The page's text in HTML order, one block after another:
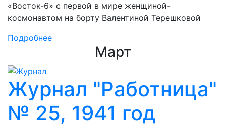
«Восток-6» с первой в мире женщиной-
космонавтом на борту Валентиной Терешковой
Подробнее
Март
Журнал "Работница"
№ 25, 1941 год